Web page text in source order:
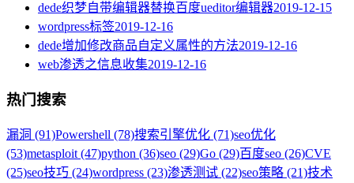
dede织梦自带编辑器替换百度ueditor编辑器2019-12-15
wordpress标签2019-12-16
dede增加修改商品自定义属性的方法2019-12-16
web渗透之信息收集2019-12-16
热门搜索
漏洞 (91)Powershell (78)搜索引擎优化 (71)seo优化
(53)metasploit (47)python (36)seo (29)Go (29)百度seo (26)CVE
(25)seo技巧 (24)wordpress (23)渗透测试 (22)seo策略 (21)技术